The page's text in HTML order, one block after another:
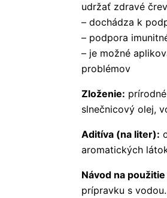
udržať zdravé
– dochádza k
– podpora
– je možné
problémov
Zloženie:
slnečnicový olej,
Aditíva (na liter):
aromatických
Návod na
prípravku s